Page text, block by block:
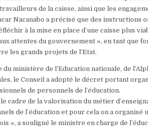
de la caisse, ainsi que les
Nacanabo a précisé que des instructions
à la mise en place d’une caisse plus
attentes du gouvernement », en tant que
les grands projets de l’Etat.
du ministère de l’Education nationale, de
le Conseil a adopté le décret portant
de personnels de l’éducation.
le cadre de la valorisation du métier
de l’éducation et pour cela on a
», a souligné le ministre en charge de